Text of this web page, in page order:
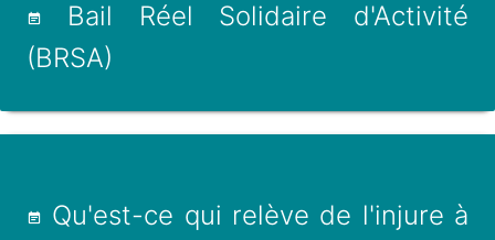
Bail Réel Solidaire d'Activité
(BRSA)
Qu'est-ce qui relève de l'injure à